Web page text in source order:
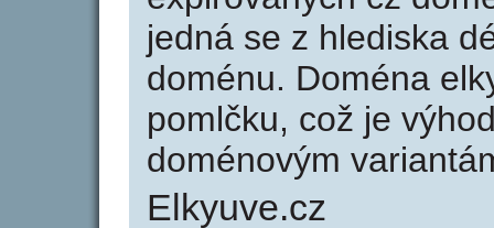
jedná se z hlediska
doménu. Doména
pomlčku, což je
doménovým
Elkyuve.cz